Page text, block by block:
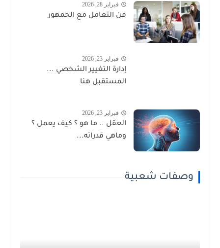
فبراير 28, 2026
فن التعامل مع الجمهور
فبراير 23, 2026
إدارة التغيير الشخصي ...
المستقبل هنا
فبراير 23, 2026
العقل .. ما هو ؟ كيف يعمل ؟
وماهي قدراته...
وصفات شعبية